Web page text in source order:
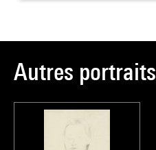
Autres portraits